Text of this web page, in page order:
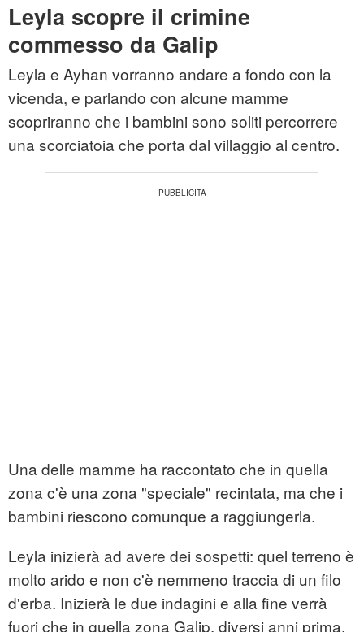
Leyla scopre il crimine
commesso da Galip
Leyla e Ayhan vorranno andare a fondo con la
vicenda, e parlando con alcune mamme
scopriranno che i bambini sono soliti percorrere
una scorciatoia che porta dal villaggio al centro.
Una delle mamme ha raccontato che in quella
zona c'è una zona "speciale" recintata, ma che i
bambini riescono comunque a raggiungerla.
Leyla inizierà ad avere dei sospetti: quel terreno è
molto arido e non c'è nemmeno traccia di un filo
d'erba. Inizierà le due indagini e alla fine verrà
fuori che in quella zona Galip, diversi anni prima,